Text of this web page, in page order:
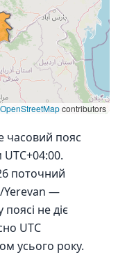
OpenStreetMapcontributors
часовий пояс
поточний
Yerevan —
не діє
UTC
усього року.